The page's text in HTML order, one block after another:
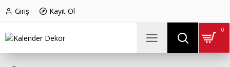
Giriş Kayıt Ol
0